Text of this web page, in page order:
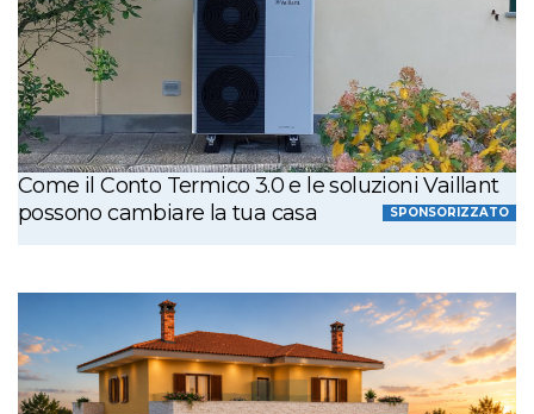
Come il Conto Termico 3.0 e le soluzioni Vaillant
possono cambiare la tua casa
SPONSORIZZATO